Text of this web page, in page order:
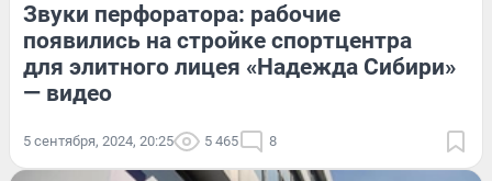
Звуки перфоратора: рабочие
появились на стройке спортцентра
для элитного лицея «Надежда Сибири»
— видео
5 сентября, 2024, 20:25 5 465 8